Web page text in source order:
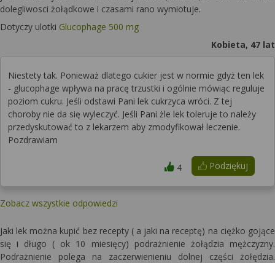
dolegliwosci żołądkowe i czasami rano wymiotuje.
Dotyczy ulotki Glucophage 500 mg
Kobieta, 47 lat
Niestety tak. Ponieważ dlatego cukier jest w normie gdyż ten lek
- glucophage wpływa na pracę trzustki i ogólnie mówiąc reguluje
poziom cukru. Jeśli odstawi Pani lek cukrzyca wróci. Z tej
choroby nie da się wyleczyć. Jeśli Pani żle lek toleruje to należy
przedyskutować to z lekarzem aby zmodyfikował leczenie.
Pozdrawiam
Podziękuj
4
Zobacz wszystkie odpowiedzi
Jaki lek można kupić bez recepty ( a jaki na receptę) na ciężko gojące
się i długo ( ok 10 miesięcy) podrażnienie żołądzia mężczyzny.
Podrażnienie polega na zaczerwienieniu dolnej części żołędzia.